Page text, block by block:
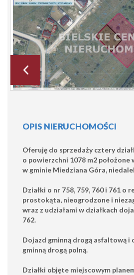
OPIS NIERUCHOMOŚCI
Oferuję do sprzedaży cztery
o powierzchni 1078 m2 położone
w gminie Miedziana Góra,
Działki o nr 758, 759, 760 i 761 o
prostokąta, nieogrodzone i
wraz z udziałami w działkach
762.
Dojazd gminną drogą asfaltową i
gminną drogą polną.
Działki objęte miejscowym